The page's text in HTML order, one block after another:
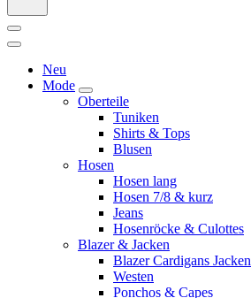
Neu
Mode
Oberteile
Tuniken
Shirts & Tops
Blusen
Hosen
Hosen lang
Hosen 7/8 & kurz
Jeans
Hosenröcke & Culottes
Blazer & Jacken
Blazer Cardigans Jacken
Westen
Ponchos & Capes